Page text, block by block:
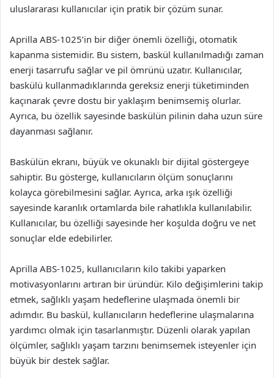
uluslararası kullanıcılar için pratik bir çözüm sunar.
Aprilla ABS-1025’in bir diğer önemli özelliği, otomatik
kapanma sistemidir. Bu sistem, baskül kullanılmadığı zaman
enerji tasarrufu sağlar ve pil ömrünü uzatır. Kullanıcılar,
baskülü kullanmadıklarında gereksiz enerji tüketiminden
kaçınarak çevre dostu bir yaklaşım benimsemiş olurlar.
Ayrıca, bu özellik sayesinde baskülün pilinin daha uzun süre
dayanması sağlanır.
Baskülün ekranı, büyük ve okunaklı bir dijital göstergeye
sahiptir. Bu gösterge, kullanıcıların ölçüm sonuçlarını
kolayca görebilmesini sağlar. Ayrıca, arka ışık özelliği
sayesinde karanlık ortamlarda bile rahatlıkla kullanılabilir.
Kullanıcılar, bu özelliği sayesinde her koşulda doğru ve net
sonuçlar elde edebilirler.
Aprilla ABS-1025, kullanıcıların kilo takibi yaparken
motivasyonlarını artıran bir üründür. Kilo değişimlerini takip
etmek, sağlıklı yaşam hedeflerine ulaşmada önemli bir
adımdır. Bu baskül, kullanıcıların hedeflerine ulaşmalarına
yardımcı olmak için tasarlanmıştır. Düzenli olarak yapılan
ölçümler, sağlıklı yaşam tarzını benimsemek isteyenler için
büyük bir destek sağlar.